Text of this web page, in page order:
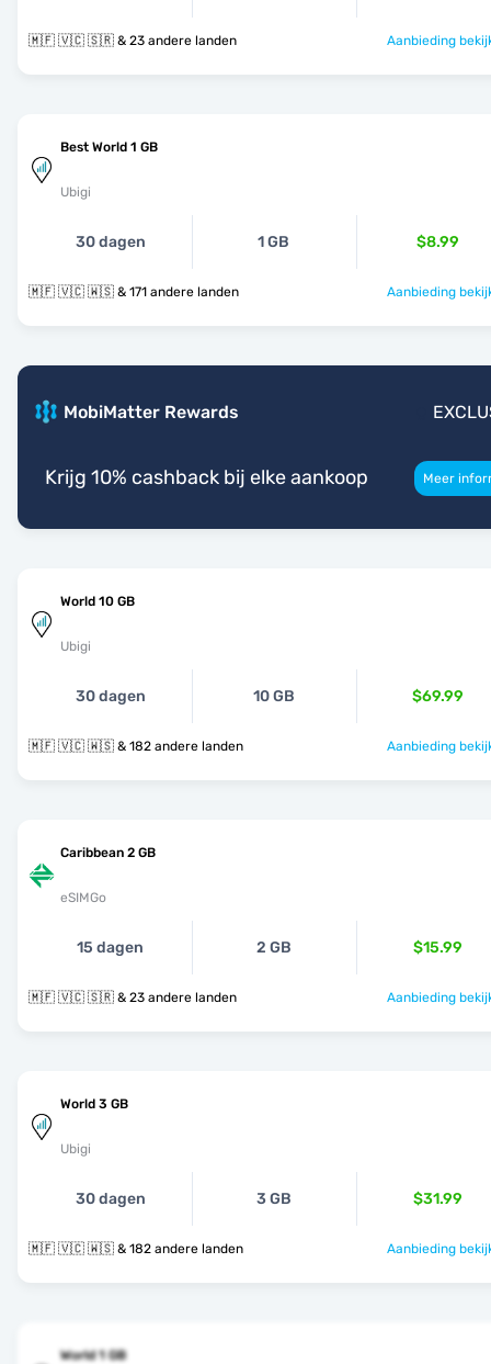
🇲🇫 🇻🇨 🇸🇷 & 23 andere landen Aanbieding
Best World 1 GB
Ubigi
30 dagen 1 GB $8.99
🇲🇫 🇻🇨 🇼🇸 & 171 andere landen Aanbieding
MobiMatter Rewards
Krijg 10% cashback bij elke aankoop Meer
World 10 GB
Ubigi
30 dagen 10 GB $69.99
🇲🇫 🇻🇨 🇼🇸 & 182 andere landen Aanbieding
Caribbean 2 GB
eSIMGo
15 dagen 2 GB $15.99
🇲🇫 🇻🇨 🇸🇷 & 23 andere landen Aanbieding
World 3 GB
Ubigi
30 dagen 3 GB $31.99
🇲🇫 🇻🇨 🇼🇸 & 182 andere landen Aanbieding
World 1 GB